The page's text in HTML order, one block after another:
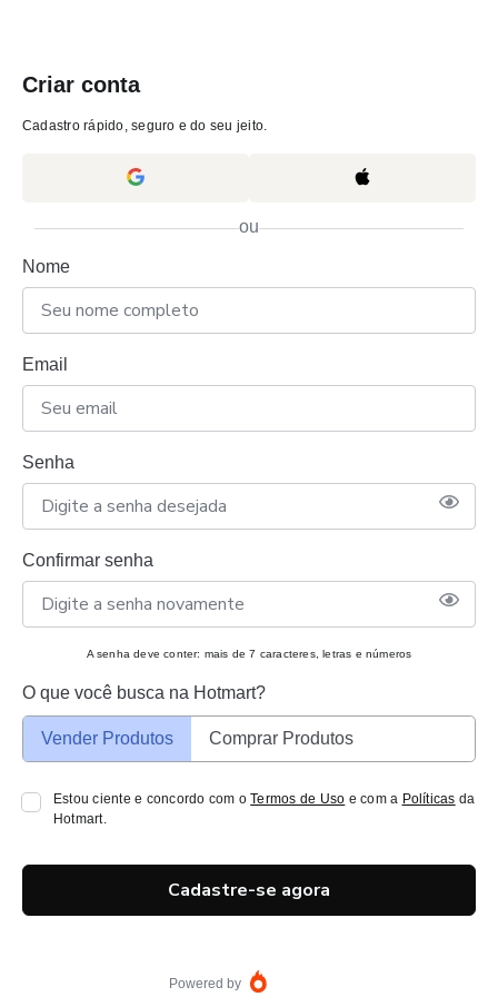
Criar conta
Cadastro rápido, seguro e do seu jeito.
ou
Nome
Email
Senha
Confirmar senha
A senha deve conter: mais de 7 caracteres, letras e números
O que você busca na Hotmart?
Vender Produtos Comprar Produtos
Estou ciente e concordo com oTermos de Uso e com a Políticas da
Hotmart.
Cadastre-se agora
Powered by